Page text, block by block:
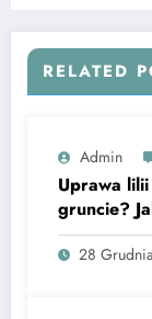
RELATED
Admin
Uprawa
gruncie?
28